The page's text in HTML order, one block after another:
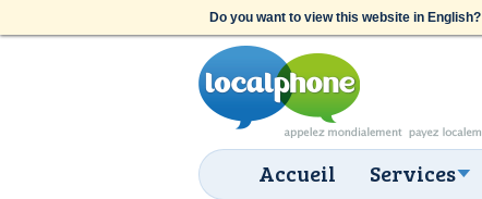
Do you want to view this website in English?
Accueil Services